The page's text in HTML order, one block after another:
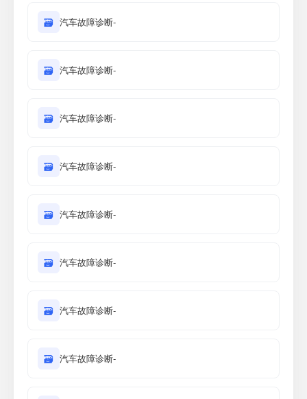
🗃 汽车故障诊断-
🗃 汽车故障诊断-
🗃 汽车故障诊断-
🗃 汽车故障诊断-
🗃 汽车故障诊断-
🗃 汽车故障诊断-
🗃 汽车故障诊断-
🗃 汽车故障诊断-